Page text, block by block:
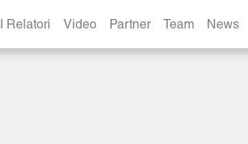
I Relatori Video Partner Team News